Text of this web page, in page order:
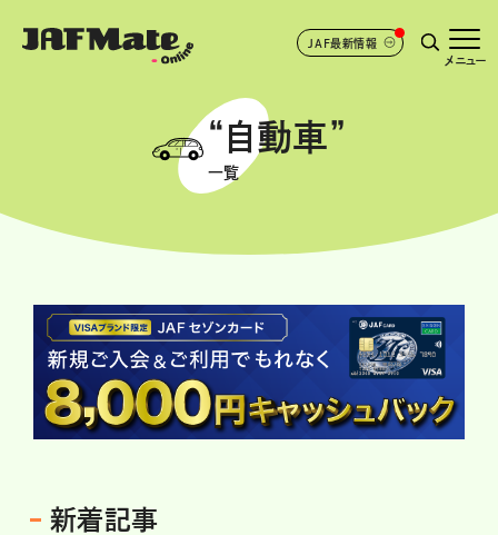
JAF最新情報
メニュー
“自動車”
一覧
新着記事